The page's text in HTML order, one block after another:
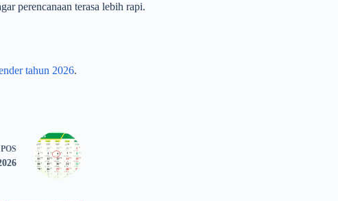
perencanaan terasa lebih rapi.
tahun 2026.
POS